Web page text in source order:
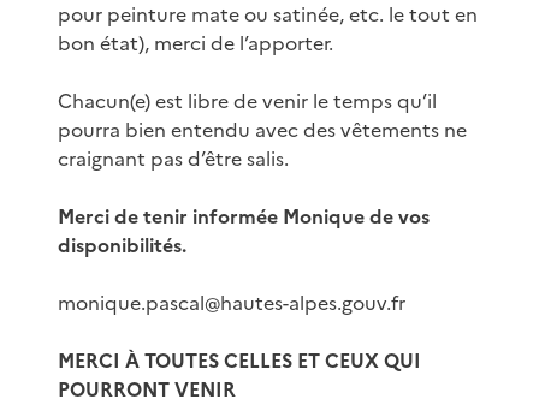
pour peinture mate ou satinée, etc. le tout en
bon état), merci de l’apporter.
Chacun(e) est libre de venir le temps qu’il
pourra bien entendu avec des vêtements ne
craignant pas d’être salis.
Merci de tenir informée Monique de vos
disponibilités.
monique.pascal@hautes-alpes.gouv.fr
MERCI À TOUTES CELLES ET CEUX QUI
POURRONT VENIR